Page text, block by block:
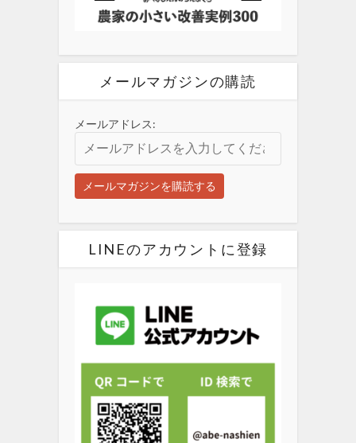
メールマガジンの購読
メールアドレス:
LINEのアカウントに登録